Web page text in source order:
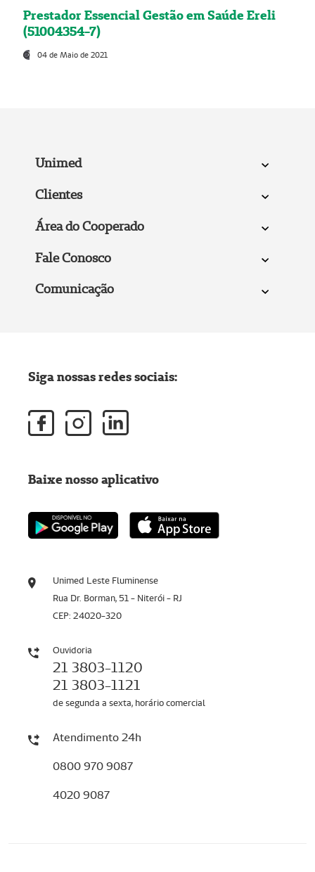
Prestador Essencial Gestão em Saúde Ereli
(51004354-7)
04 de Maio de 2021
Unimed
Clientes
Área do Cooperado
Fale Conosco
Comunicação
Unimed Leste Fluminense
Rua Dr. Borman, 51 - Niterói - RJ
CEP: 24020-320
Ouvidoria
21 3803-1120
21 3803-1121
de segunda a sexta, horário comercial
Atendimento 24h
0800 970 9087
4020 9087
Siga nossas redes sociais:
Baixe nosso aplicativo